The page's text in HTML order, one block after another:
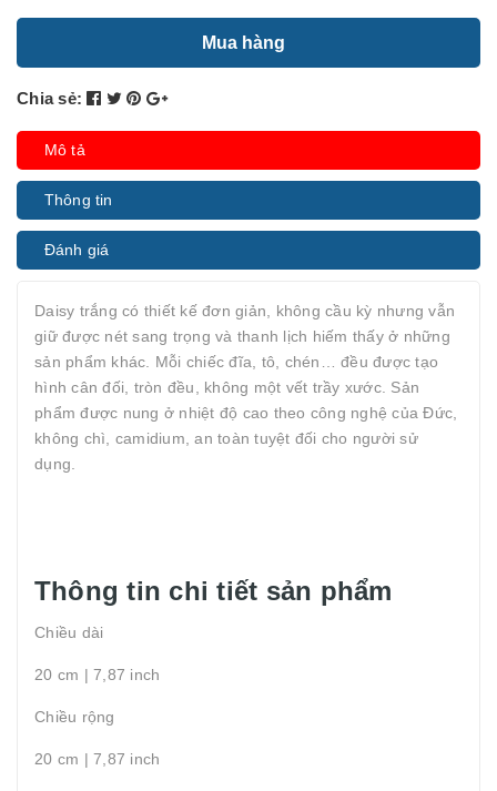
Mua hàng
Chia sẻ:
Mô tả
Thông tin
Đánh giá
Daisy trắng có thiết kế đơn giản, không cầu kỳ nhưng vẫn
giữ được nét sang trọng và thanh lịch hiếm thấy ở những
sản phẩm khác. Mỗi chiếc đĩa, tô, chén… đều được tạo
hình cân đối, tròn đều, không một vết trầy xước. Sản
phẩm được nung ở nhiệt độ cao theo công nghệ của Đức,
không chì, camidium, an toàn tuyệt đối cho người sử
dụng.
Thông tin chi tiết sản phẩm
Chiều dài
20 cm | 7,87 inch
Chiều rộng
20 cm | 7,87 inch